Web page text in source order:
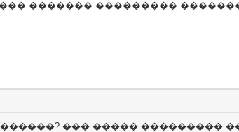
������� ���������
��� ����� ���������